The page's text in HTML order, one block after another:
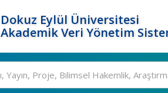
Dokuz Eylül Üniversitesi
Akademik Veri Yönetim